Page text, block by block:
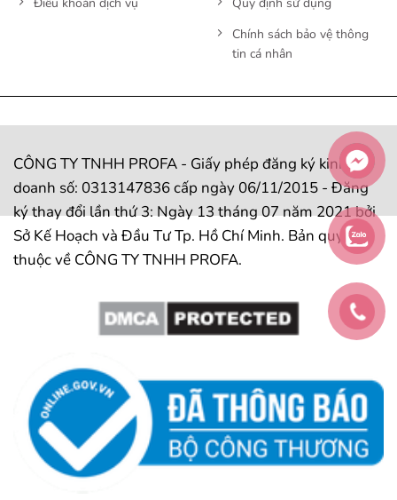
Chính sách bảo vệ thông
tin cá nhân
CÔNG TY TNHH PROFA - Giấy phép đăng ký kinh
doanh số: 0313147836 cấp ngày 06/11/2015 - Đăng
ký thay đổi lần thứ 3: Ngày 13 tháng 07 năm 2021 bởi
Sở Kế Hoạch và Đầu Tư Tp. Hồ Chí Minh. Bản quyền
thuộc về CÔNG TY TNHH PROFA.